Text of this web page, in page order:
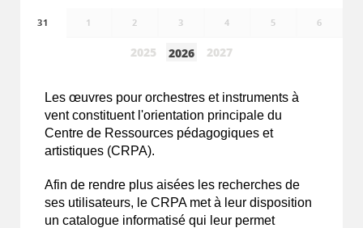
31 1 2 3 4 5 6
2025 2026 2027
Les œuvres pour orchestres et instruments à
vent constituent l'orientation principale du
Centre de Ressources pédagogiques et
artistiques (CRPA).
Afin de rendre plus aisées les recherches de
ses utilisateurs, le CRPA met à leur disposition
un catalogue informatisé qui leur permet